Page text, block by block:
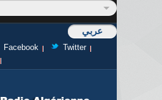
عربي
Facebook
Twitter